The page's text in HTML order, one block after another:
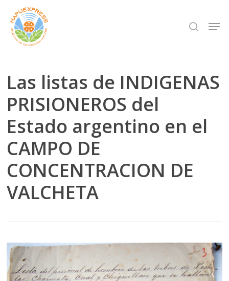
Skip
main
search
Las listas de INDIGENAS
PRISIONEROS del
Estado argentino en el
CAMPO DE
CONCENTRACION DE
VALCHETA
Close